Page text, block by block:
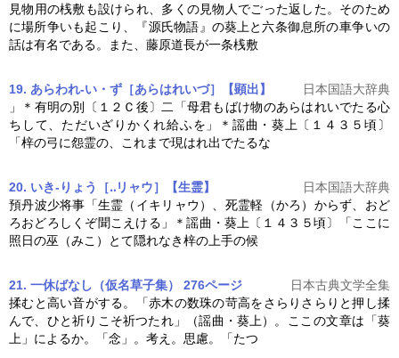
見物用の桟敷も設けられ、多くの見物人でごった返した。そのため
に場所争いも起こり、『源氏物語』の葵上と六条御息所の車争いの
話は有名である。また、藤原道長が一条桟敷
19. あらわれ‐い・ず［あらはれいづ］【顕出】
日本国語大辞典
」＊有明の別〔１２Ｃ後〕二「母君もばけ物のあらはれいでたる心
ちして、ただいざりかくれ給ふを」＊謡曲・ 葵上 〔１４３５頃〕
「梓の弓に怨霊の、これまで現はれ出でたるな
20. いき‐りょう［‥リャウ］【生霊】
日本国語大辞典
預丹波少将事「生霊（イキリャウ）、死霊軽（かろ）からず、おど
ろおどろしくぞ聞こえける」＊謡曲・ 葵上 〔１４３５頃〕「ここに
照日の巫（みこ）とて隠れなき梓の上手の候
21. 一休ばなし（仮名草子集） 276ページ
日本古典文学全集
揉むと高い音がする。「赤木の数珠の苛高をさらりさらりと押し揉
んで、ひと祈りこそ祈つたれ」（謡曲・ 葵上）。ここの文章は「葵
上 」によるか。「念」。考え。思慮。「たつ